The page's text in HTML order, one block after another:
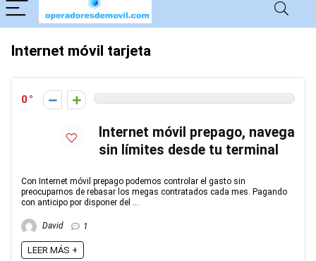
Internet móvil tarjeta
0
Internet móvil prepago, navega
sin límites desde tu terminal
Con Internet móvil prepago podemos controlar el gasto sin
preocuparnos de rebasar los megas contratados cada mes. Pagando
con anticipo por disponer del ...
David 1
LEER MÁS +